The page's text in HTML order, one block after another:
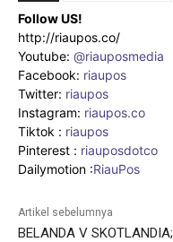
Follow US!
http://riaupos.co/
Youtube: @riauposmedia
Facebook: riaupos
Twitter: riaupos
Instagram: riaupos.co
Tiktok : riaupos
Pinterest : riauposdotco
Dailymotion :RiauPos
Artikel sebelumnya
BELANDA V SKOTLANDIA;